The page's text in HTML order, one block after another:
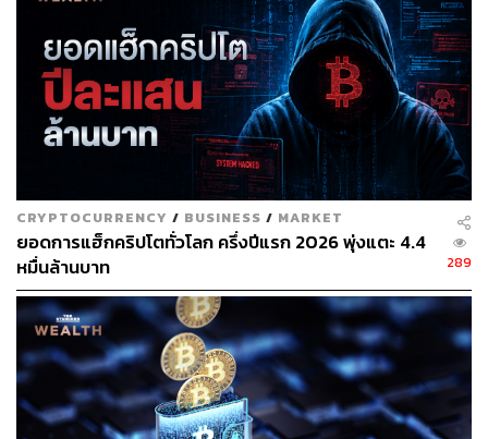
ABOUT THE AUTHOR
ดำรงเกียรติ มาลา
Content Creator THE STANDARD WEALTH
CRYPTOCURRENCY / BUSINESS / MARKET
ยอดการแฮ็กคริปโตทั่วโลก ครึ่งปีแรก 2026 พุ่งแตะ 4.4
หมื่นล้านบาท
289